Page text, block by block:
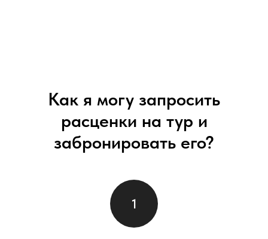
Как я могу запросить
расценки на тур и
забронировать его?